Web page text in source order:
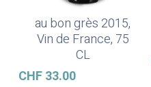
Ajouter Au Panier
au bon grès 2015,
Vin de France, 75
CL
CHF33.00